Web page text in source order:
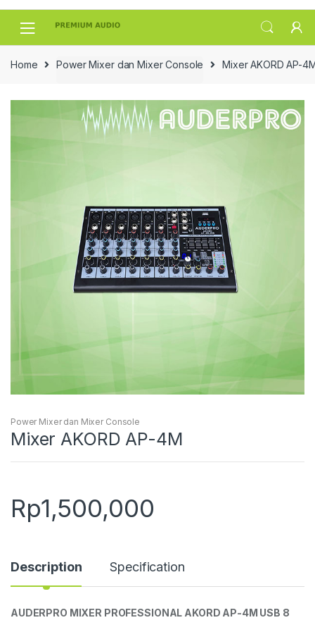
Skip
Skip
Home Power Mixer dan Mixer Console Mixer AKORD AP-
Power Mixer dan Mixer Console
Mixer AKORD AP-4M
Rp1,500,000
Description Specification
AUDERPRO MIXER PROFESSIONAL AKORD AP-4M USB 8